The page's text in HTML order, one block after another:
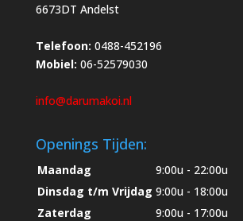
6673DT Andelst
Telefoon: 0488-452196
Mobiel: 06-52579030
info@darumakoi.nl
Openings Tijden:
Maandag
9:00u - 22:00u
Dinsdag t/m Vrijdag 9:00u - 18:00u
Zaterdag
9:00u - 17:00u